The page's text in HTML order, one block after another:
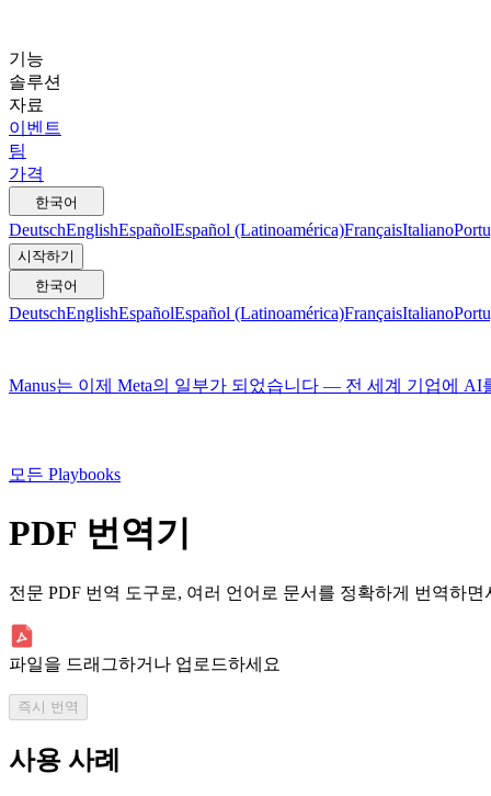
기능
솔루션
자료
이벤트
팀
가격
한국어
DeutschEnglishEspañolEspañol (Latinoamérica)FrançaisItaliano
시작하기
한국어
DeutschEnglishEspañolEspañol (Latinoamérica)FrançaisItaliano
Manus는 이제 Meta의 일부가 되었습니다 — 전 세계 기업에 AI
모든 Playbooks
PDF 번역기
전문 PDF 번역 도구로, 여러 언어로 문서를 정확하게 번역하
파일을 드래그하거나 업로드하세요
즉시 번역
사용 사례